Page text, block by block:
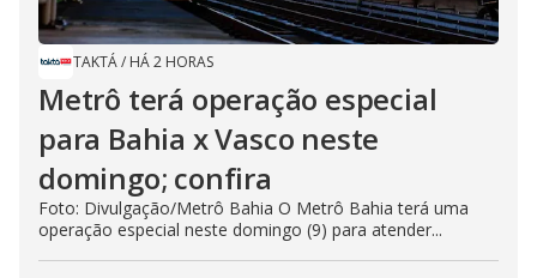
TAKTÁ/ HÁ 2 HORAS
Metrô terá operação especial
para Bahia x Vasco neste
domingo; confira
Foto: Divulgação/Metrô Bahia O Metrô Bahia terá uma
operação especial neste domingo (9) para atender...